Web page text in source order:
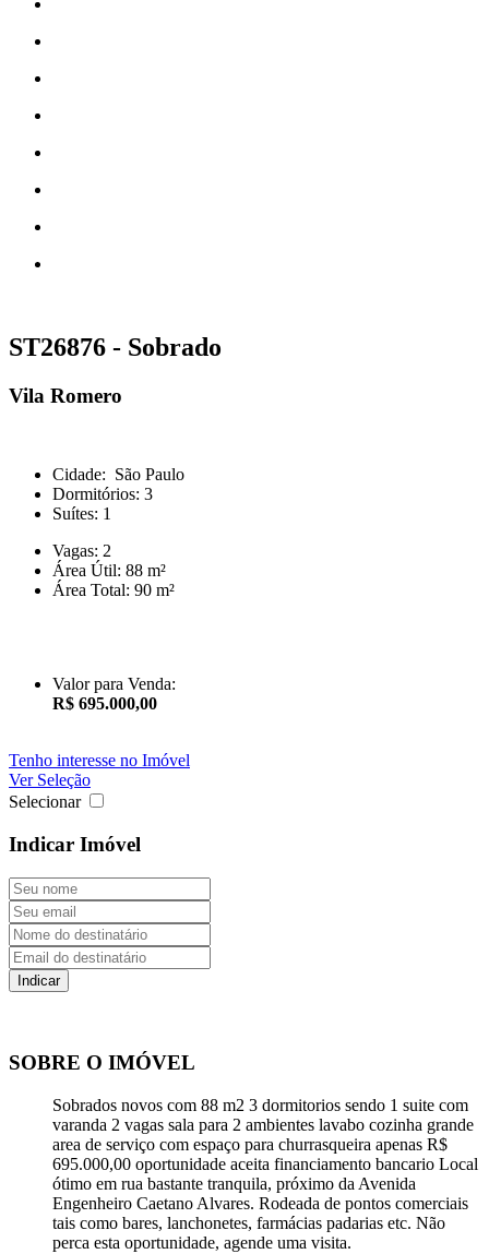
ST26876 - Sobrado
Vila Romero
Cidade: São Paulo
Dormitórios: 3
Suítes: 1
Vagas: 2
Área Útil: 88 m²
Área Total: 90 m²
Valor para Venda:
R$ 695.000,00
Tenho interesse no Imóvel
Ver Seleção
Selecionar
Indicar Imóvel
SOBRE O IMÓVEL
Sobrados novos com 88 m2 3 dormitorios sendo 1 suite com
varanda 2 vagas sala para 2 ambientes lavabo cozinha grande
area de serviço com espaço para churrasqueira apenas R$
695.000,00 oportunidade aceita financiamento bancario Local
ótimo em rua bastante tranquila, próximo da Avenida
Engenheiro Caetano Alvares. Rodeada de pontos comerciais
tais como bares, lanchonetes, farmácias padarias etc. Não
perca esta oportunidade, agende uma visita.